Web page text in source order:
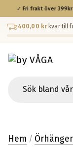
✓ Fri frakt över 399kr
400,00 kr kvar till
Hem /